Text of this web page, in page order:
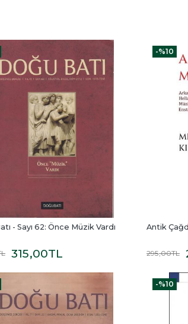
- Sayı 62: Önce Müzik Vardı
315,00TL
-%10
Antik
295,00TL
-%10